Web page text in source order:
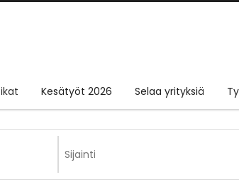
Kesätyöt 2026 Selaa yrityksiä